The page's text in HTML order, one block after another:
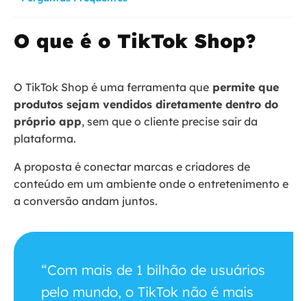
O que é o TikTok Shop?
O TikTok Shop é uma ferramenta que permite que
produtos sejam vendidos diretamente dentro do
próprio app, sem que o cliente precise sair da
plataforma.
A proposta é conectar marcas e criadores de
conteúdo em um ambiente onde o entretenimento e
a conversão andam juntos.
“Com mais de 1 bilhão de usuários
pelo mundo, o TikTok não é mais